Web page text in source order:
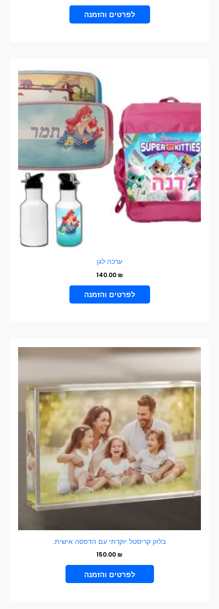
בחר אפשרויות
ערכה לגן
140.00 ₪
בחר אפשרויות
זה
יש
מספר
ניתן
לבחור
את
האפשרויות
בעמוד
המוצר
בלוק קריסטל יוקרתי עם הדפסה אישית.
150.00 ₪
VIEW PRODUCT